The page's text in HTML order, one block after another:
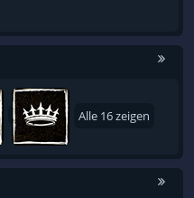
Alle 16 zeigen